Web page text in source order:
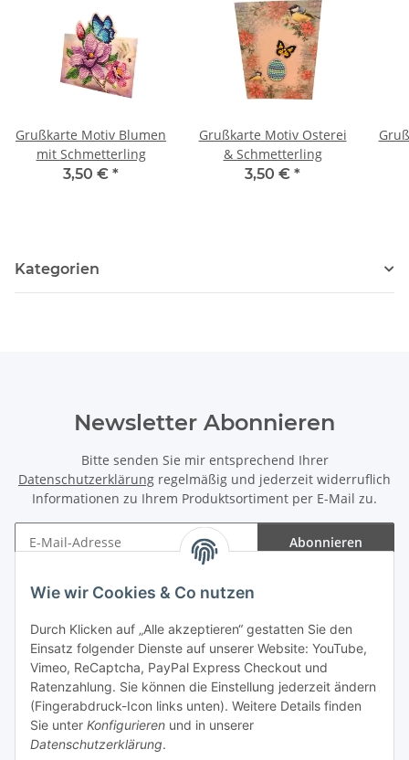
Wie wir Cookies & Co nutzen
Durch Klicken auf „Alle akzeptieren“ gestatten Sie den
Einsatz folgender Dienste auf unserer Website: YouTube,
Vimeo, ReCaptcha, PayPal Express Checkout und
Ratenzahlung. Sie können die Einstellung jederzeit ändern
(Fingerabdruck-Icon links unten). Weitere Details finden
Sie unter Konfigurieren und in unserer
Datenschutzerklärung.
Grußkarte Motiv Blumen
mit Schmetterling
3,50 € *
Grußkarte Motiv Osterei
& Schmetterling
3,50 € *
Kategorien
Newsletter Abonnieren
Bitte senden Sie mir entsprechend Ihrer
Datenschutzerklärung regelmäßig und jederzeit widerruflich
Informationen zu Ihrem Produktsortiment per E-Mail zu.
Abonnieren
Gesetzliche Informationen
Vertrag widerrufen